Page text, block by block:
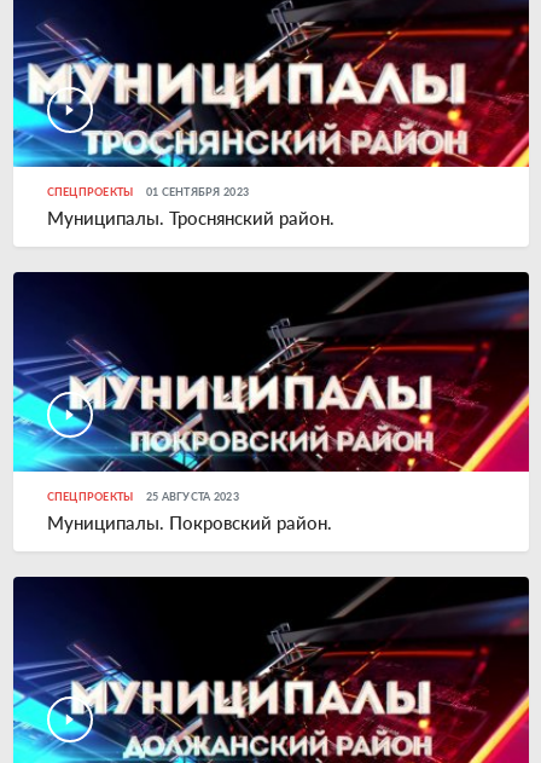
СПЕЦПРОЕКТЫ 01 СЕНТЯБРЯ 2023
Муниципалы. Троснянский район.
СПЕЦПРОЕКТЫ 25 АВГУСТА 2023
Муниципалы. Покровский район.